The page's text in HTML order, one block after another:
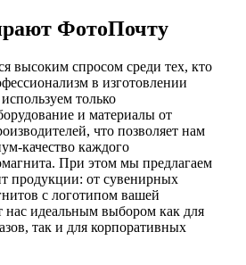
ФотоПочту
высоким спросом среди тех, кто
в изготовлении
только
и материалы от
что позволяет нам
качество каждого
При этом мы предлагаем
продукции: от сувенирных
с логотипом вашей
нас идеальным выбором как для
так и для корпоративных